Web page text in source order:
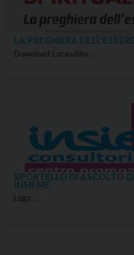
LA PREGHIERA DELL’ESSERE
Download: Locandina…
SPORTELLO DI ASCOLTO
INSIEME
Logo…